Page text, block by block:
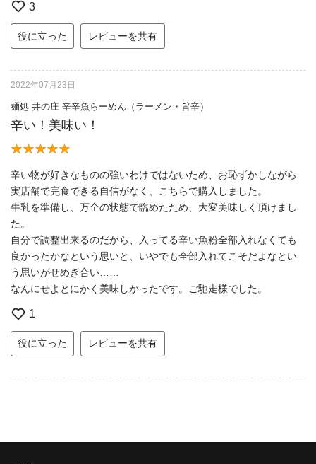
3
役に立った レビューを共有
2022年07月23日
麺処 井の庄 辛辛魚らーめん（ラーメン・旨辛）
辛い！美味い！
辛い物が好きなものの強いわけではないため、お恥ずかしながら
実店舗で完食できる自信がなく、こちらで購入しました。
牛乳を準備し、万全の状態で臨めたため、大変美味しく頂けまし
た。
自分で調整出来るのだから、入ってる辛い魚粉全部入れなくても
良かったかなという思いと、いやでも全部入れてこそだよなとい
う思いがせめぎ合い……
なんにせよとにかく美味しかったです。ご馳走様でした。
1
役に立った レビューを共有